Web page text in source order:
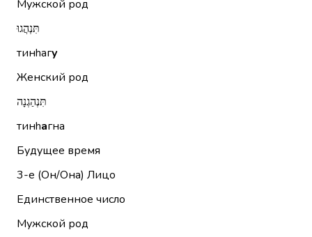
Мужской род
תִּנְהֲגוּ
тинhагу
Женский род
תִּנְהַגְנָה
тинhагна
Будущее время
3-е (Он/Она) Лицо
Единственное число
Мужской род